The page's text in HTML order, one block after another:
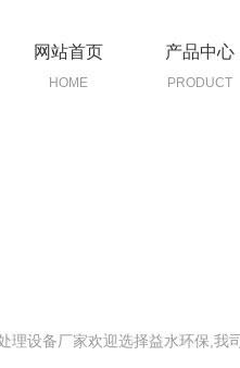
网站首页
HOME
产品中心
PRODUCT
理设备厂家欢迎选择益水环保,我